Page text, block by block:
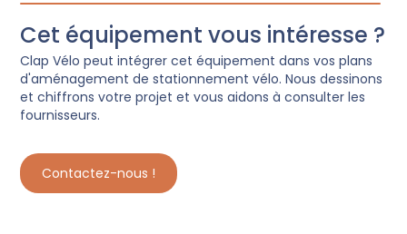
Cet équipement vous intéresse ?
Clap Vélo peut intégrer cet équipement dans vos plans
d'aménagement de stationnement vélo. Nous dessinons
et chiffrons votre projet et vous aidons à consulter les
fournisseurs.
Contactez-nous !